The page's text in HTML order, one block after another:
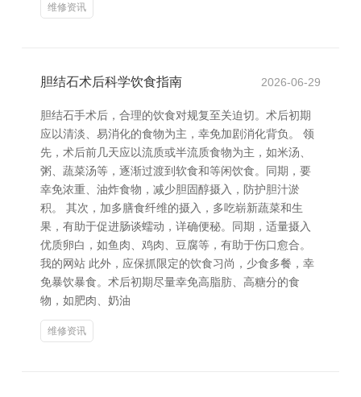
维修资讯
胆结石术后科学饮食指南 2026-06-29
胆结石手术后，合理的饮食对规复至关迫切。术后初期
应以清淡、易消化的食物为主，幸免加剧消化背负。 领
先，术后前几天应以流质或半流质食物为主，如米汤、
粥、蔬菜汤等，逐渐过渡到软食和等闲饮食。同期，要
幸免浓重、油炸食物，减少胆固醇摄入，防护胆汁淤
积。 其次，加多膳食纤维的摄入，多吃崭新蔬菜和生
果，有助于促进肠谈蠕动，详确便秘。同期，适量摄入
优质卵白，如鱼肉、鸡肉、豆腐等，有助于伤口愈合。
我的网站 此外，应保抓限定的饮食习尚，少食多餐，幸
免暴饮暴食。术后初期尽量幸免高脂肪、高糖分的食
物，如肥肉、奶油
维修资讯